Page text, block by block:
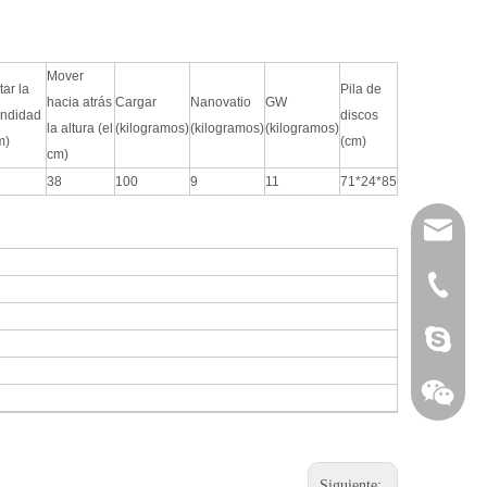
la
Mover
hacia atrás
la altura (el
cm)
Cargar
(kilogramos)
Nanovatio
(kilogramos)
GW
(kilogramos)
Pila de
discos
(cm)
38 100 9 11 71*24*85
+86 760